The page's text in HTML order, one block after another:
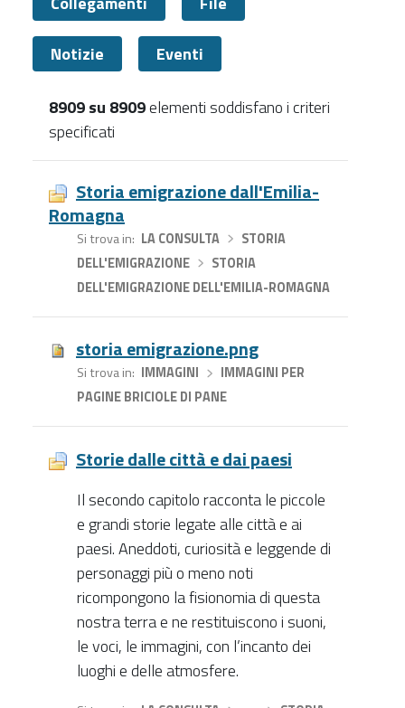
Notizie Eventi
8909 su 8909elementi soddisfano i criteri
specificati
Storia emigrazione dall'Emilia-
Romagna
Si trova in LA CONSULTA›
STORIA
DELL'EMIGRAZIONE›
STORIA
DELL'EMIGRAZIONE DELL'EMILIA-ROMAGNA
storia emigrazione.png
Si trova in IMMAGINI
IMMAGINI PER
PAGINE BRICIOLE DI PANE
Storie dalle città e dai paesi
Il secondo capitolo racconta le piccole
e grandi storie legate alle città e ai
paesi. Aneddoti, curiosità e leggende di
personaggi più o meno noti
ricompongono la fisionomia di questa
nostra terra e ne restituiscono i suoni,
le voci, le immagini, con l’incanto dei
luoghi e delle atmosfere.